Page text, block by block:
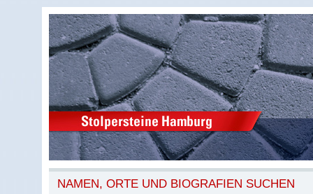
NAMEN, ORTE UND BIOGRAFIEN SUCHEN